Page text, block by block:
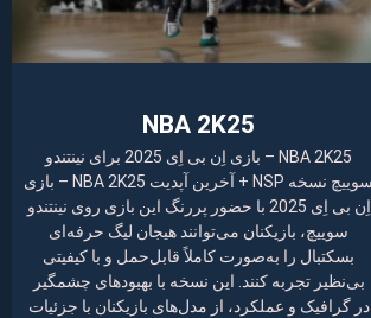
NBA 2K25
NBA 2K25 – بازی اِن بی اِی 2025 برای نینتندو
سوییچ نسخه NSP + آخرین آپدیت NBA 2K25 – بازی
اِن بی اِی 2025 با حضور پررنگ این بازی روی نینتندو
سوییچ، بازیکنان می‌توانند هیجان لیگ حرفه‌ای
بسکتبال را به‌صورت کاملاً قابل‌حمل و با کیفیتی
بی‌نظیر تجربه کنند. این نسخه با بهبودهای چشمگیر
در گرافیک و عملکرد، از مدل‌های بازیکنان با جزئیات